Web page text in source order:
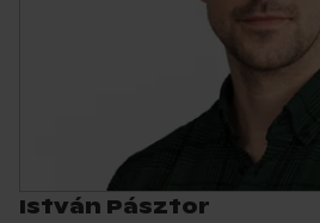
István Pásztor